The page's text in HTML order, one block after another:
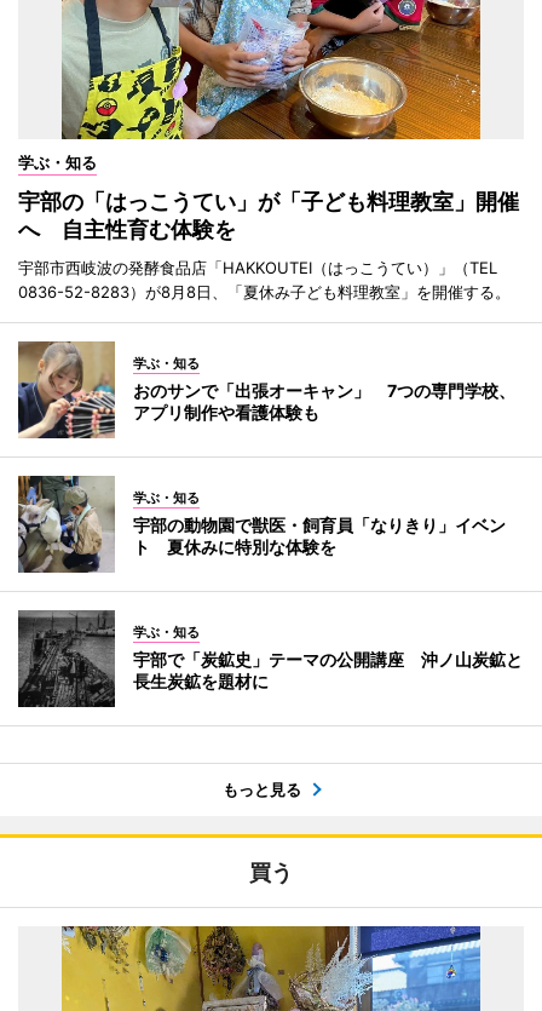
学ぶ・知る
宇部の「はっこうてい」が「子ども料理教室」開催
へ 自主性育む体験を
宇部市西岐波の発酵食品店「HAKKOUTEI（はっこうてい）」（TEL
0836-52-8283）が8月8日、「夏休み子ども料理教室」を開催する。
学ぶ・知る
おのサンで「出張オーキャン」 7つの専門学校、
アプリ制作や看護体験も
学ぶ・知る
宇部の動物園で獣医・飼育員「なりきり」イベン
ト 夏休みに特別な体験を
学ぶ・知る
宇部で「炭鉱史」テーマの公開講座 沖ノ山炭鉱と
長生炭鉱を題材に
もっと見る
買う